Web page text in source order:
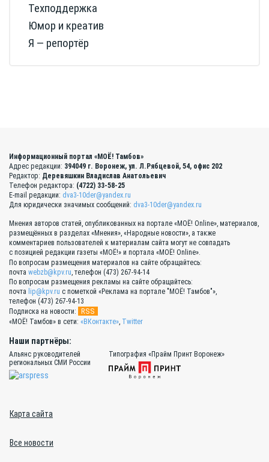
Техподдержка
Юмор и креатив
Я — репортёр
Информационный портал «МОЁ! Тамбов»
Адрес редакции: 394049 г. Воронеж, ул. Л.Рябцевой, 54, офис 202
Редактор: Деревяшкин Владислав Анатольевич
Телефон редактора: (4722) 33-58-25
E-mail редакции: dva3-10der@yandex.ru
Для юридически значимых сообщений: dva3-10der@yandex.ru
Мнения авторов статей, опубликованных на портале «МОЁ! Online», материалов,
размещённых в разделах «Мнения», «Народные новости», а также
комментариев пользователей к материалам сайта могут не совпадать
с позицией редакции газеты «МОЁ!» и портала «МОЁ! Online».
По вопросам размещения материалов на сайте обращайтесь:
почта webzb@kpv.ru, телефон (473) 267-94-14
По вопросам размещения рекламы на сайте обращайтесь:
почта lip@kpv.ru с пометкой «Реклама на портале "МОЁ! Тамбов"»,
телефон (473) 267-94-13
Подписка на новости:
RSS
«МОЁ! Тамбов» в сети: «ВКонтакте», Twitter
Наши партнёры:
Альянс руководителей
региональных СМИ России
Типография «Прайм Принт Воронеж»
Карта сайта
Все новости